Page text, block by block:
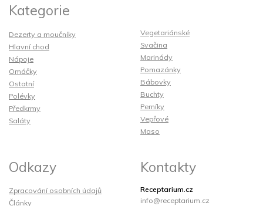
Kategorie
Dezerty a moučníky
Hlavní chod
Nápoje
Omáčky
Ostatní
Polévky
Předkrmy
Saláty
Vegetariánské
Svačina
Marinády
Pomazánky
Bábovky
Buchty
Perníky
Vepřové
Maso
Odkazy
Zpracování osobních údajů
Články
Kontakty
Receptarium.cz
info@receptarium.cz